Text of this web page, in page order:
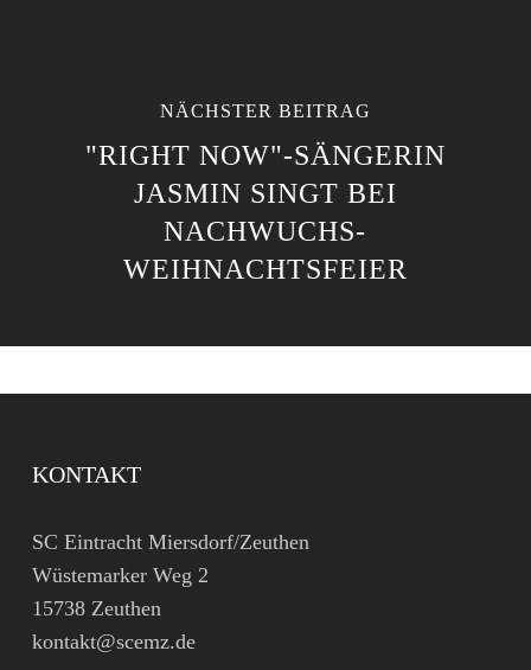
NÄCHSTER BEITRAG
"RIGHT NOW"-SÄNGERIN
JASMIN SINGT BEI
NACHWUCHS-
WEIHNACHTSFEIER
KONTAKT
SC Eintracht Miersdorf/Zeuthen
Wüstemarker Weg 2
15738 Zeuthen
kontakt@scemz.de